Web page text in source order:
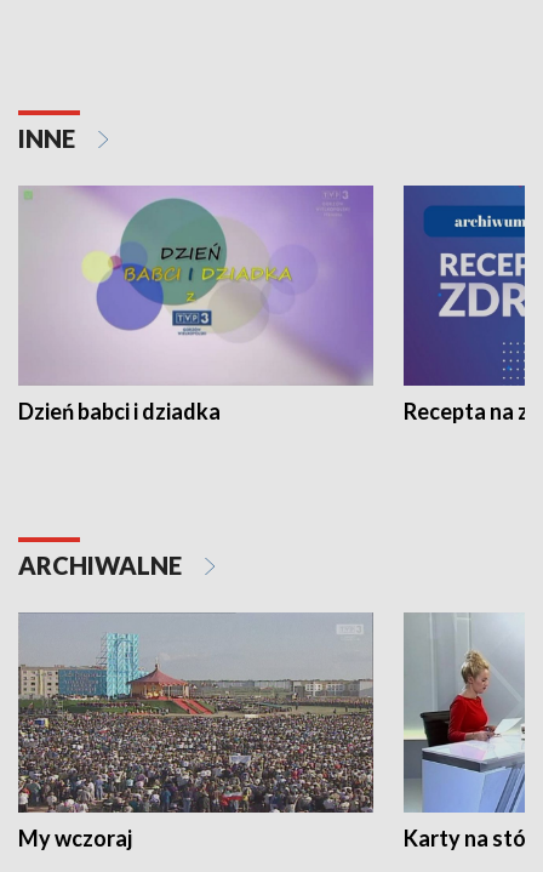
INNE
Dzień babci i dziadka Recepta na
ARCHIWALNE
My wczoraj Karty na